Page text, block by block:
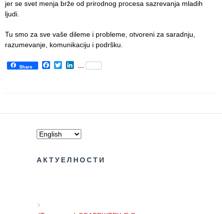
jer se svet menja brže od prirodnog procesa sazrevanja mladih
ljudi.
Tu smo za sve vaše dileme i probleme, otvoreni za saradnju,
razumevanje, komunikaciju i podršku.
Share Facebook
TwitterLinkedIn
...
АКТУЕЛНОСТИ
in Health
Department
for Legal,
Technical
набавке